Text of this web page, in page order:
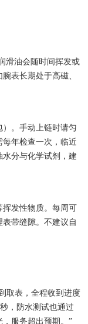
河南省驻马店市驿城区乐山大道与置地大道交叉口宝珀售后服务中心（需提前预约）
湖北省鄂州市鄂城区文星大道宝珀售后服务中心（需提前预约）
湖北省黄冈市黄州区赤壁大道宝珀售后服务中心（需提前预约）
湖北省荆州市荆州区荆中路宝珀售后服务中心（需提前预约）
湖北省宜昌市西陵区夷陵大道与港窑路宝珀售后服务中心（需提前预约）
滑油会随时间挥发或
表长期处于高磁、
。手动上链时请匀
年检查一次，临近
分与化学试剂，建
发性物质。每周可
带缝隙。不建议自
取表，全程收到进度
，防水测试也通过
服务超出预期。”